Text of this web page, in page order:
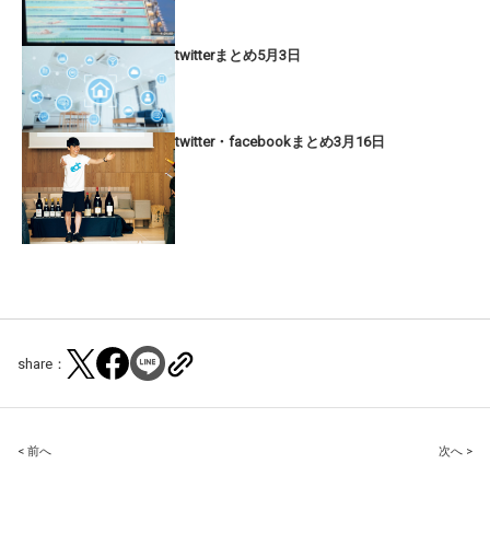
twitterまとめ5月3日
twitter・facebookまとめ3月16日
share：
Post
< 前へ 次へ >